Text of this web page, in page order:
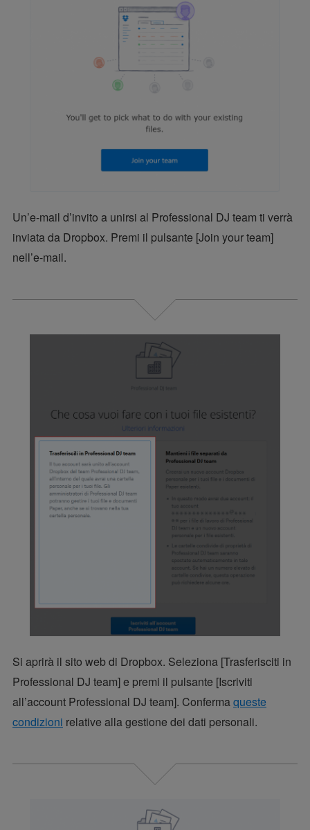
Un’e-mail d’invito a unirsi al Professional DJ team ti verrà
inviata da Dropbox. Premi il pulsante [Join your team]
nell’e-mail.
Si aprirà il sito web di Dropbox. Seleziona [Trasferisciti in
Professional DJ team] e premi il pulsante [Iscriviti
all’account Professional DJ team]. Confermaqueste
condizioni relative alla gestione dei dati personali.